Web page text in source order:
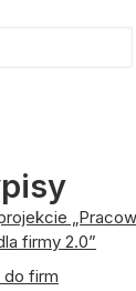
firmy 2.0”
do firm